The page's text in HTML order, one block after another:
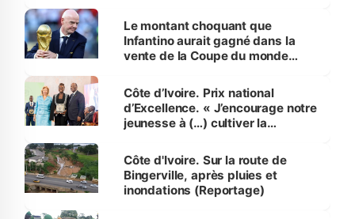
Le montant choquant que
Infantino aurait gagné dans la
vente de la Coupe du monde
Côte d’Ivoire. Prix national
d’Excellence. « J’encourage notre
jeunesse à (…) cultiver la
(Alassane Ouattara
Côte d'Ivoire. Sur la route de
Bingerville, après pluies et
inondations (Reportage)